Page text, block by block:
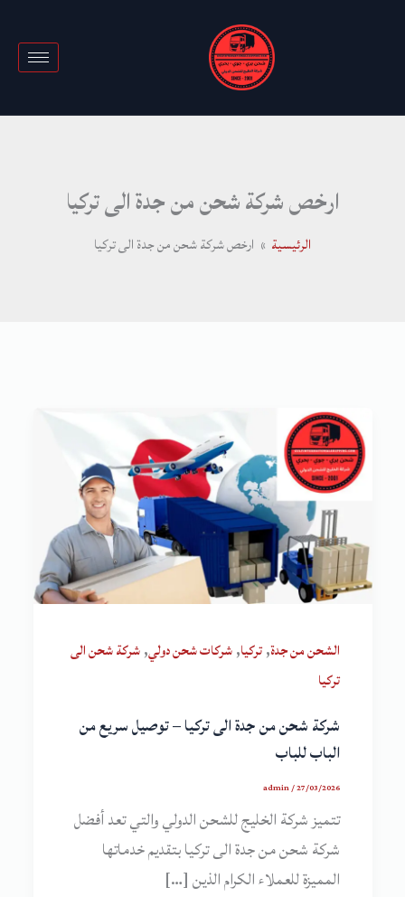
ارخص شركة شحن من جدة الى تركيا
الرئيسية ارخص شركة شحن من جدة الى تركيا
الشحن من جدة,تركيا,شركات شحن دولي,شركة شحن الى
تركيا
شركة شحن من جدة الى تركيا – توصيل سريع من
الباب للباب
admin/27/03/2026
تتميز شركة الخليج للشحن الدولي والتي تعد أفضل
شركة شحن من جدة الى تركيا بتقديم خدماتها
المميزة للعملاء الكرام الذين […]